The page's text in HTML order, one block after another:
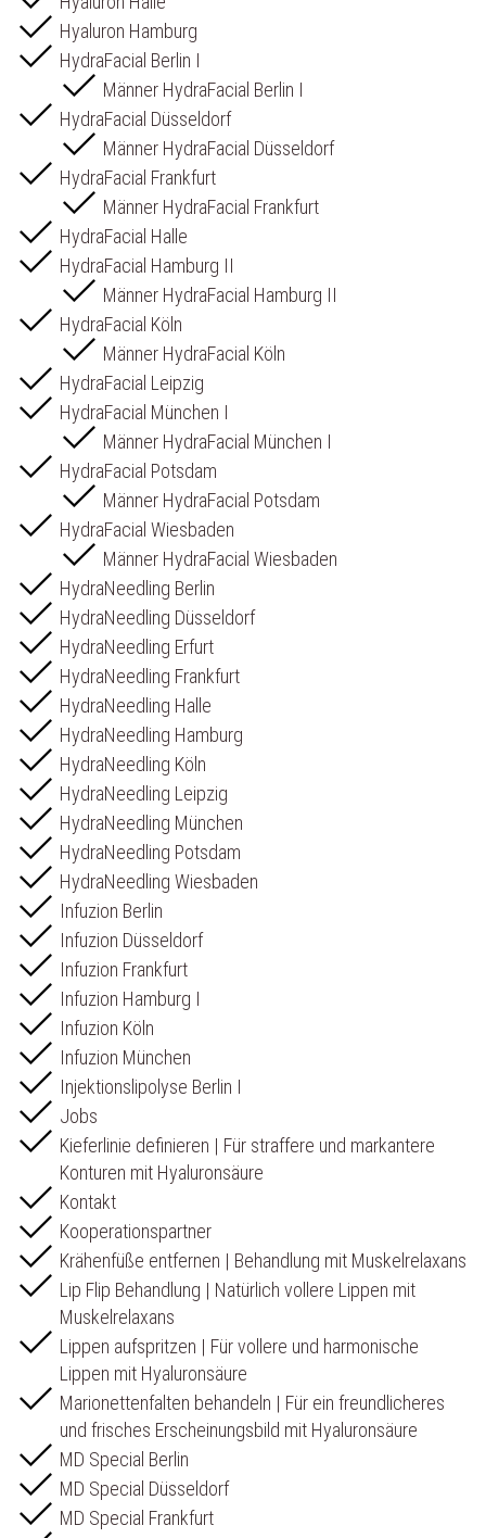
Hyaluron Hamburg
HydraFacial Berlin I
Männer HydraFacial Berlin I
HydraFacial Düsseldorf
Männer HydraFacial Düsseldorf
HydraFacial Frankfurt
Männer HydraFacial Frankfurt
HydraFacial Halle
HydraFacial Hamburg II
Männer HydraFacial Hamburg II
HydraFacial Köln
Männer HydraFacial Köln
HydraFacial Leipzig
HydraFacial München I
Männer HydraFacial München I
HydraFacial Potsdam
Männer HydraFacial Potsdam
HydraFacial Wiesbaden
Männer HydraFacial Wiesbaden
HydraNeedling Berlin
HydraNeedling Düsseldorf
HydraNeedling Erfurt
HydraNeedling Frankfurt
HydraNeedling Halle
HydraNeedling Hamburg
HydraNeedling Köln
HydraNeedling Leipzig
HydraNeedling München
HydraNeedling Potsdam
HydraNeedling Wiesbaden
Infuzion Berlin
Infuzion Düsseldorf
Infuzion Frankfurt
Infuzion Hamburg I
Infuzion Köln
Infuzion München
Injektionslipolyse Berlin I
Jobs
Kieferlinie definieren | Für straffere und markantere
Konturen mit Hyaluronsäure
Kontakt
Kooperationspartner
Krähenfüße entfernen | Behandlung mit Muskelrelaxans
Lip Flip Behandlung | Natürlich vollere Lippen mit
Muskelrelaxans
Lippen aufspritzen | Für vollere und harmonische
Lippen mit Hyaluronsäure
Marionettenfalten behandeln | Für ein freundlicheres
und frisches Erscheinungsbild mit Hyaluronsäure
MD Special Berlin
MD Special Düsseldorf
MD Special Frankfurt